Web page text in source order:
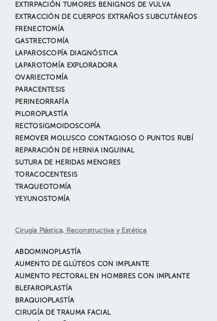
EXTIRPACIÓN TUMORES BENIGNOS DE VULVA
EXTRACCIÓN DE CUERPOS EXTRAÑOS SUBCUTÁNEOS
FRENECTOMÍA
GASTRECTOMÍA
LAPAROSCOPÍA DIAGNÓSTICA
LAPAROTOMÍA EXPLORADORA
OVARIECTOMÍA
PARACENTESIS
PERINEORRAFÍA
PILOROPLASTÍA
RECTOSIGMOIDOSCOPÍA
REMOVER MOLUSCO CONTAGIOSO O PUNTOS RUBÍ
REPARACIÓN DE HERNIA INGUINAL
SUTURA DE HERIDAS MENORES
TORACOCENTESIS
TRAQUEOTOMÍA
YEYUNOSTOMÍA
Cirugía Plástica, Reconstructiva y Estética
ABDOMINOPLASTÍA
AUMENTO DE GLÚTEOS CON IMPLANTE
AUMENTO PECTORAL EN HOMBRES CON IMPLANTE
BLEFAROPLASTÍA
BRAQUIOPLASTÍA
CIRUGÍA DE TRAUMA FACIAL